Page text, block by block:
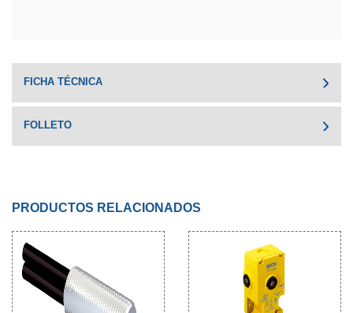
FICHA TÉCNICA
FOLLETO
PRODUCTOS RELACIONADOS